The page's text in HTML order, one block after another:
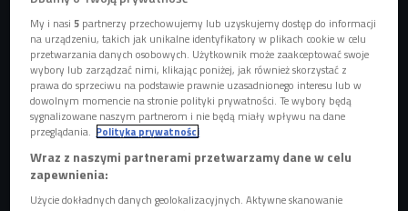
zaproszonych na płytę.
Na krążku występuje aż 14 gości. Wśród nich m.in.
Leroy, Asthma, Belmondo, Nath, K.I.D.D., Kobik czy
Jakub Bryndal.
słowem, to producent hiphopowy, producent muzyki
elektronicznej, ale i kompozytor. Gość Uli Kaczyńskiej sam
My i nasi5 partnerzy przechowujemy lub uzyskujemy dostęp do informacji
na urządzeniu, takich jak unikalne identyfikatory w plikach cookie w celu
przetwarzania danych osobowych. Użytkownik może zaakceptować swoje
wybory lub zarządzać nimi, klikając poniżej, jak również skorzystać z
prawa do sprzeciwu na podstawie prawnie uzasadnionego interesu lub w
dowolnym momencie na stronie polityki prywatności. Te wybory będą
sygnalizowane naszym partnerom i nie będą miały wpływu na dane
przeglądania. Polityka prywatności
Wraz z naszymi partnerami przetwarzamy dane w celu
zapewnienia:
Użycie dokładnych danych geolokalizacyjnych. Aktywne skanowanie